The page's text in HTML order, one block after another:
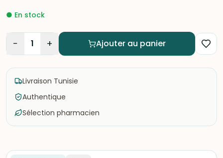
● En stock
− 1 + Ajouter au panier
Livraison Tunisie
Authentique
Sélection pharmacien